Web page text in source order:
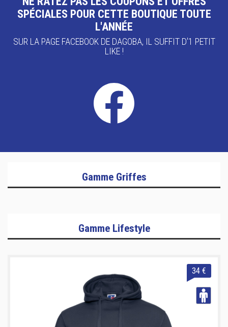
SPÉCIALES POUR CETTE BOUTIQUE TOUTE
L'ANNÉE
SUR LA PAGE FACEBOOK DE DAGOBA, IL SUFFIT D'1 PETIT
LIKE !
Gamme Griffes
Gamme Lifestyle
34 €